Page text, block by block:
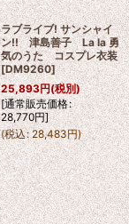
ラブライブ! サンシャイ
ン!! 津島善子 La la 勇
気のうた コスプレ衣装
[DM9260]
25,893円(税別)
[通常販売価格:
28,770円]
(税込: 28,483円)